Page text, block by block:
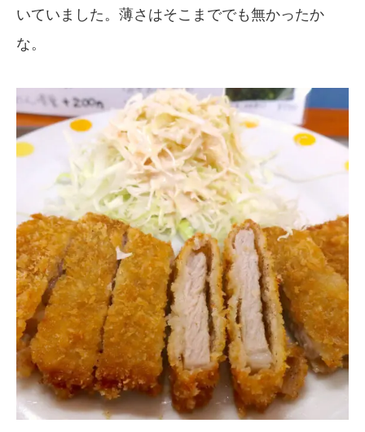
いていました。薄さはそこまででも無かったか
な。